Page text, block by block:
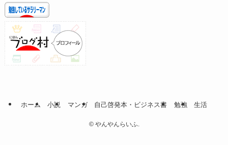
ホーム 小説 マンガ 自己啓発本・ビジネス書 勉強 生活
©やんやんらいふ.